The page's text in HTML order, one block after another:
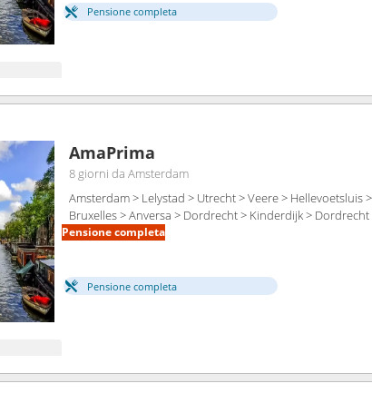
Pensione completa
AmaPrima
8 giorni da Amsterdam
Amsterdam > Lelystad > Utrecht > Veere > Hellevoetsluis
Bruxelles > Anversa > Dordrecht > Kinderdijk >
Pensione completa
Pensione completa